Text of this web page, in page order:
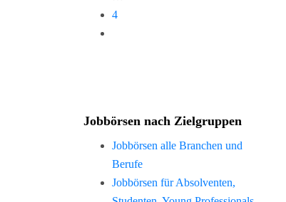
4
Jobbörsen nach Zielgruppen
Jobbörsen alle Branchen und
Berufe
Jobbörsen für Absolventen,